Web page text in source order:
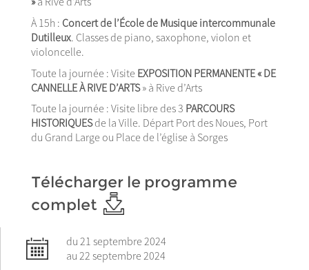
À 15h : Concert de l’École de Musique intercommunale
Dutilleux. Classes de piano, saxophone, violon et
violoncelle.
Toute la journée : Visite EXPOSITION PERMANENTE « DE
CANNELLE À RIVE D’ARTS» à Rive d’Arts
Toute la journée : Visite libre des 3 PARCOURS
HISTORIQUESde la Ville. Départ Port des Noues, Port
du Grand Large ou Place de l’église à Sorges
Télécharger le programme
complet
du 21 septembre 2024
au 22 septembre 2024